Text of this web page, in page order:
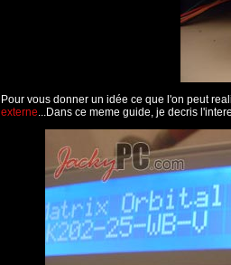
Pour vous donner un idée ce que l'on peut
externe...Dans ce meme guide, je decris